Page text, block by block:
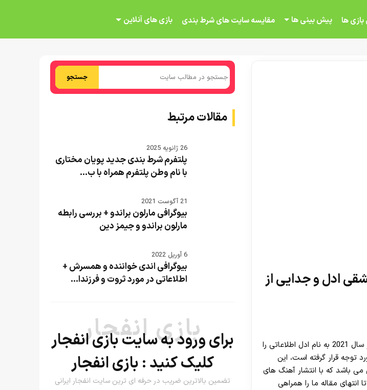
ها پیش بینی ها مقایسه سایت های شرط بندی بازی های آنلاین
ادل و جدایی از
زبان در سال 2021 به نام ادل اطلاعاتی را
توجه قرار گرفته است، این
می باشد که با انتشار آهنگ های
مقاله ما را همراهی
جستجو
مقالات مرتبط
26 ژانویه 2025
پلتفرم شرط بندی جدید پویان مختاری
با نام وطن پلتفرم همراه با ب...
21 آگوست 2021
بیوگرافی مارلون براندو + بررسی رابطه
مارلون براندو و جیمز دین
6 آوریل 2022
بیوگرافی اندی خواننده و همسرش +
اطلاعاتی در مورد ثروت و فرزندا...
بازی انفجار
برای ورود به سایت بازی انفجار
کلیک کنید : بازی انفجار
تضمین بالاترین ضریب در حرفه ای ترین سایت انفجار ایرانی